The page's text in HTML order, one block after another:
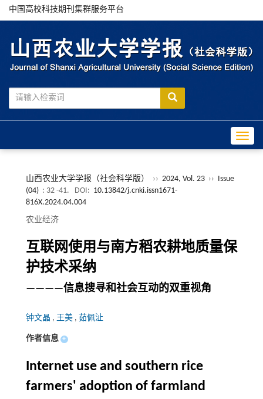
中国高校科技期刊集群服务平台
山西农业大学学报（社会科学版） ›› 2024, Vol. 23 ›› Issue
(04) : 32 -41. DOI: 10.13842/j.cnki.issn1671-
816X.2024.04.004
农业经济
互联网使用与南方稻农耕地质量保
护技术采纳
————信息搜寻和社会互动的双重视角
钟文晶 , 王美 , 茹佩沚
作者信息 +
Internet use and southern rice
farmers' adoption of farmland